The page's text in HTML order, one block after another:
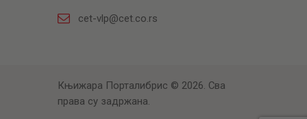
cet-vlp@cet.co.rs
Књижара Порталибрис © 2026. Сва
права су задржана.